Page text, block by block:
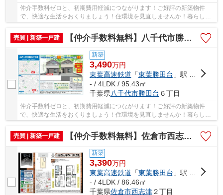
仲介手数料ゼロと、初期費用軽減につながります！ご好評の新築物件
で、快適な生活をおくりましょう！住環境を見直しませんか！暮らしの
売買 | 新築一戸建
【仲介手数料無料】八千代市勝田台 新築戸建て
新築
3,490万円
東葉高速鉄道 「東葉勝田台 」駅 徒歩22分
- / 4LDK / 95.43㎡
千葉県八千代市勝田台 ６丁目
仲介手数料ゼロと、初期費用軽減につながります！ご好評の新築物件
で、快適な生活をおくりましょう！住環境を見直しませんか！暮らしの
売買 | 新築一戸建
【仲介手数料無料】佐倉市西志津 新築戸建て
新築
3,390万円
東葉高速鉄道 「東葉勝田台 」駅 徒歩13分
- / 4LDK / 86.46㎡
千葉県佐倉市西志津２丁目